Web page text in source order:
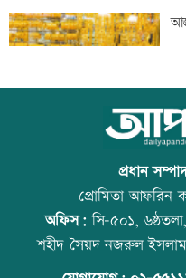
প্রধান
প্রোমিতা আফরিন
অফিস:সি-৫০১,
শহীদ সৈয়দ নজরুল ইসলাম